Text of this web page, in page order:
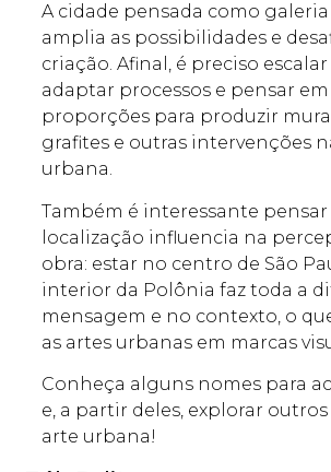
A cidade pensada como
amplia as possibilidades e
criação. Afinal, é preciso
adaptar processos e pensar em
proporções para produzir
grafites e outras intervenções
urbana.
Também é interessante
localização influencia na
obra: estar no centro de São
interior da Polônia faz toda a
mensagem e no contexto, o
as artes urbanas em marcas
Conheça alguns nomes para
e, a partir deles, explorar
arte urbana!